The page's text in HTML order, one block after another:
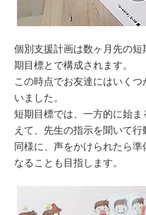
個別支援計画は数ヶ月先の
期目標とで構成されます。
この時点でお友達にはいく
いました。
短期目標では、一方的に始
えて、先生の指示を聞いて行
同様に、声をかけられたら
なることも目指します。